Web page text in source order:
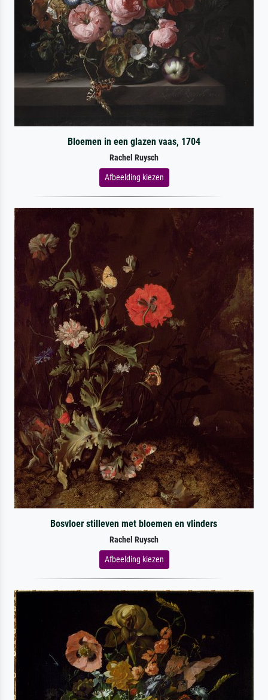
Bloemen in een glazen vaas, 1704
Rachel Ruysch
Afbeelding kiezen
Bosvloer stilleven met bloemen en vlinders
Rachel Ruysch
Afbeelding kiezen